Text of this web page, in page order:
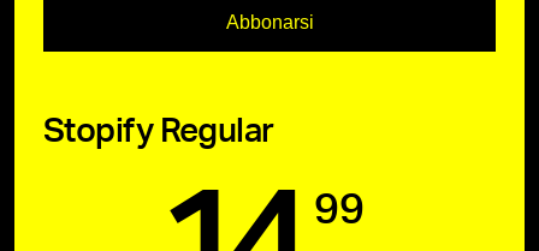
Abbonarsi
Stopify Regular
99